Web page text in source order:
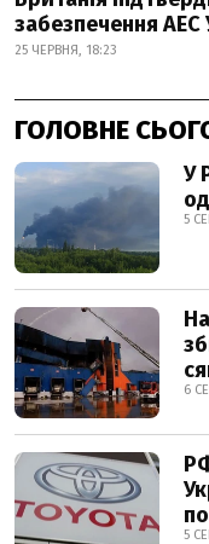
забезпечення
25 ЧЕРВНЯ, 18:23
ГОЛОВНЕ
У
5
6
5